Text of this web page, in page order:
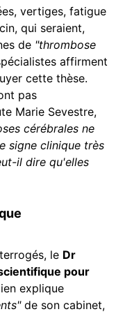
vertiges, fatigue
qui seraient,
de "thrombose
affirment
cette thèse.
pas
Marie Sevestre,
cérébrales ne
signe clinique très
il dire qu'elles
le Dr
pour
explique
de son cabinet,